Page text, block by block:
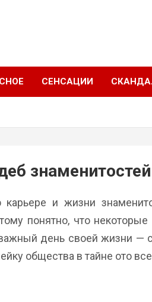
СЕНСАЦИИ
знаменитостей
и жизни
понятно, что
день своей жизни
общества в тайне ото